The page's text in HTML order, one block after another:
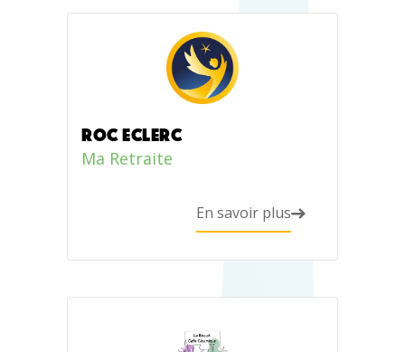
Roc Eclerc
Ma Retraite
En savoir plus